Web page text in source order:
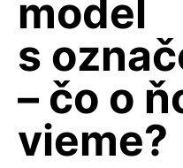
model
s
– čo o
vieme?